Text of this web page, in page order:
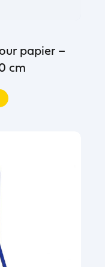
papier –
cm